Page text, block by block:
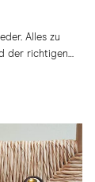
Alles zu
der richtigen